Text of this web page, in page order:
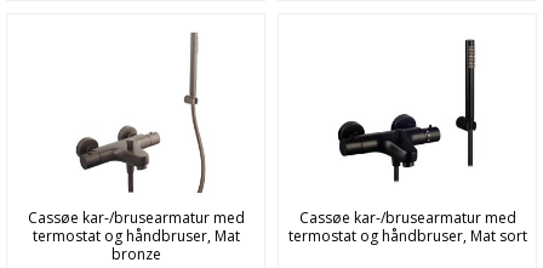
Cassøe kar-/brusearmatur med
termostat og håndbruser, Mat
bronze
Cassøe kar-/brusearmatur med
termostat og håndbruser, Mat sort